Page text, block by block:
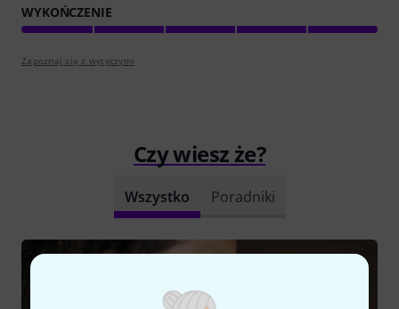
WYKOŃCZENIE
Zapoznaj się z wytyczymi
Czy wiesz że?
Wszystko Poradniki